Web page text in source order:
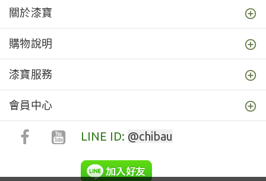
關於漆寶
購物說明
漆寶服務
會員中心
LINE ID: @chibau